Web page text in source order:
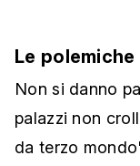
Le polemiche
Non si danno
palazzi non
da terzo